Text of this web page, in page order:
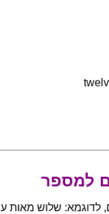
למספר
לדוגמא: שלוש מאות